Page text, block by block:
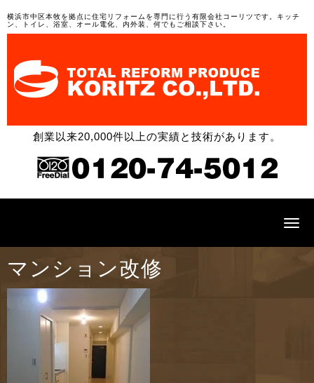
横浜市中区本牧を拠点に住宅リフォームを専門に行う有限会社コーリツです。キッチ
ン、トイレ、浴室、オール電化、内外装、何でもご相談下さい。
創業以来20,000件以上の実績と技術があります。
N
v
マンション改修